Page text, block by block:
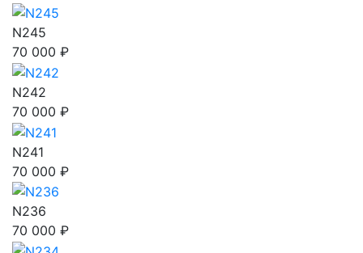
N245
70 000 ₽
N242
70 000 ₽
N241
70 000 ₽
N236
70 000 ₽